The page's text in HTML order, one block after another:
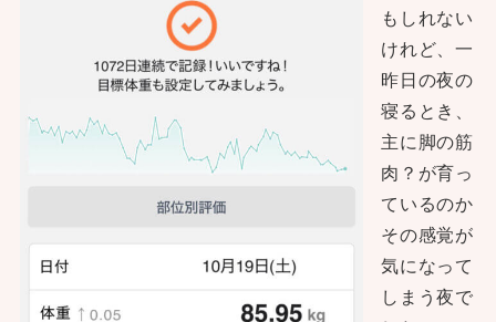
もしれない
けれど、一
昨日の夜の
寝るとき、
主に脚の筋
肉？が育っ
ているのか
その感覚が
気になって
しまう夜で